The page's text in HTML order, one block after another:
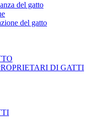
del gatto
del gatto
DI GATTI